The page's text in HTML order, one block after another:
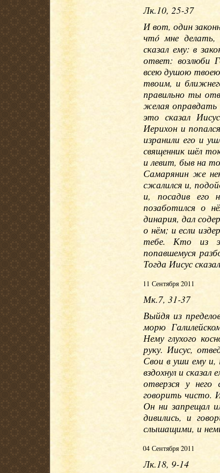
Лк.10, 25-37
И вот, один
чтó мне
сказал ему: в
ответ: возлюби
всею душою
твоим, и
правильно ты
желая
это сказал
Иерихон и
изранили его и
священник шёл
и левит, быв на
Самарянин же
сжалился и,
и, посадив его
позаботился о
динария, дал
о нём; и если
тебе. Кто из
попавшемуся
Тогда Иисус
11 Сентября 2011
Мк.7, 31-37
Выйдя из
морю
Нему глухого
руку. Иисус,
Свои в уши ему и,
вздохнул и
отверзся у
говорить чисто.
Он ни запрещал
дивились, и
слышащими, и
04 Сентября 2011
Лк.18, 9-14